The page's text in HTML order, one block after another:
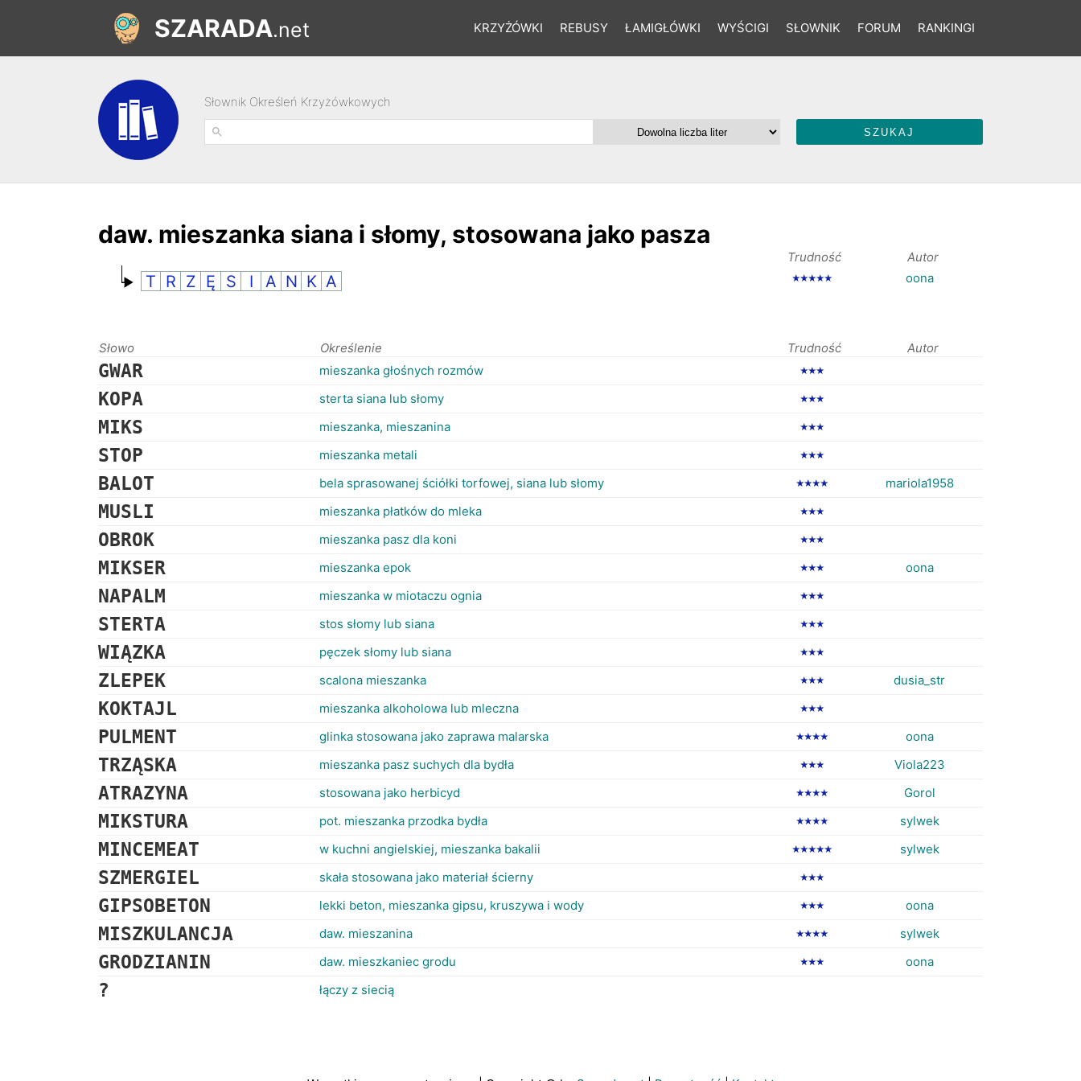
KRZYŻÓWKI REBUSY ŁAMIGŁÓWKI WYŚCIGI SŁOWNIK FORUM RANKINGI
SZARADA.net
Słownik Określeń Krzyżówkowych
daw. mieszanka siana i słomy, stosowana jako pasza
Trudność Autor
T R Z Ę S I A N K A ★★★★★ oona
Słowo Określenie Trudność Autor
GWAR mieszanka głośnych rozmów ★★★
KOPA sterta siana lub słomy ★★★
MIKS mieszanka, mieszanina ★★★
STOP mieszanka metali ★★★
BALOT bela sprasowanej ściółki torfowej, siana lub słomy ★★★★ mariola1958
MUSLI mieszanka płatków do mleka ★★★
OBROK mieszanka pasz dla koni ★★★
MIKSER mieszanka epok ★★★ oona
NAPALM mieszanka w miotaczu ognia ★★★
STERTA stos słomy lub siana ★★★
WIĄZKA pęczek słomy lub siana ★★★
ZLEPEK scalona mieszanka ★★★ dusia_str
KOKTAJL mieszanka alkoholowa lub mleczna ★★★
PULMENT glinka stosowana jako zaprawa malarska ★★★★ oona
TRZĄSKA mieszanka pasz suchych dla bydła ★★★ Viola223
ATRAZYNA stosowana jako herbicyd ★★★★ Gorol
MIKSTURA pot. mieszanka przodka bydła ★★★★ sylwek
MINCEMEAT w kuchni angielskiej, mieszanka bakalii ★★★★★ sylwek
SZMERGIEL skała stosowana jako materiał ścierny ★★★
GIPSOBETON lekki beton, mieszanka gipsu, kruszywa i wody ★★★ oona
MISZKULANCJA daw. mieszanina ★★★★ sylwek
GRODZIANIN daw. mieszkaniec grodu ★★★ oona
? łączy z siecią